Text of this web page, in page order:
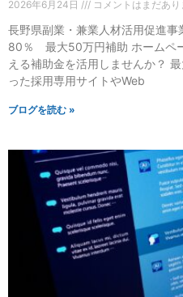
2026年6月24日 コメントはまだあり
長野県副業・兼業人材活用促進
80％ 最大50万円補助 ホームペ
える補助金を活用しませんか？
った採用専用サイトやWeb
ブログを読む »